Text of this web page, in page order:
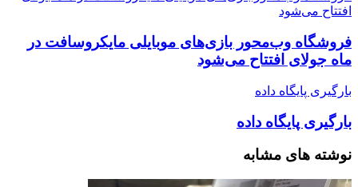
افتتاح می‌شود
فروشگاه وب‌محور بازی‌های موبایلی مایکروسافت در
ماه جولای افتتاح می‌شود
بارگیری پایگاه داده
بارگیری پایگاه داده
نوشته های مشابه